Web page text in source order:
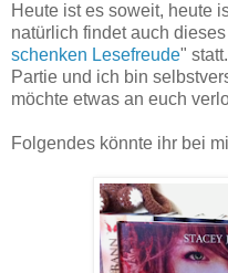
Heute ist es soweit, heute
natürlich findet auch
schenken Lesefreude"
Partie und ich bin
möchte etwas an euch
Folgendes könnte ihr bei